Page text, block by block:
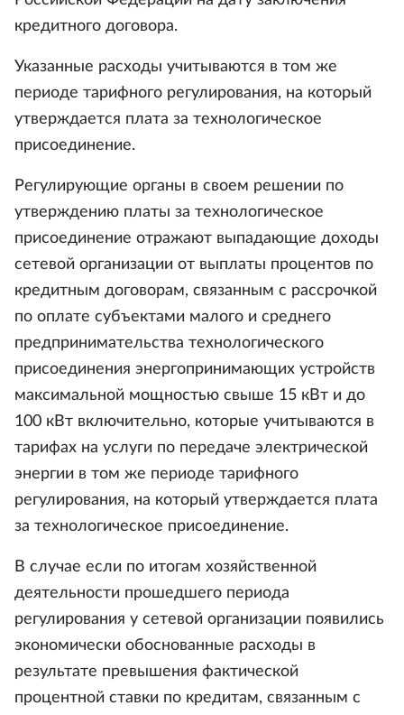
кредитного договора.
Указанные расходы учитываются в том же
периоде тарифного регулирования, на который
утверждается плата за технологическое
присоединение.
Регулирующие органы в своем решении по
утверждению платы за технологическое
присоединение отражают выпадающие доходы
сетевой организации от выплаты процентов по
кредитным договорам, связанным с рассрочкой
по оплате субъектами малого и среднего
предпринимательства технологического
присоединения энергопринимающих устройств
максимальной мощностью свыше 15 кВт и до
100 кВт включительно, которые учитываются в
тарифах на услуги по передаче электрической
энергии в том же периоде тарифного
регулирования, на который утверждается плата
за технологическое присоединение.
В случае если по итогам хозяйственной
деятельности прошедшего периода
регулирования у сетевой организации появились
экономически обоснованные расходы в
результате превышения фактической
процентной ставки по кредитам, связанным с